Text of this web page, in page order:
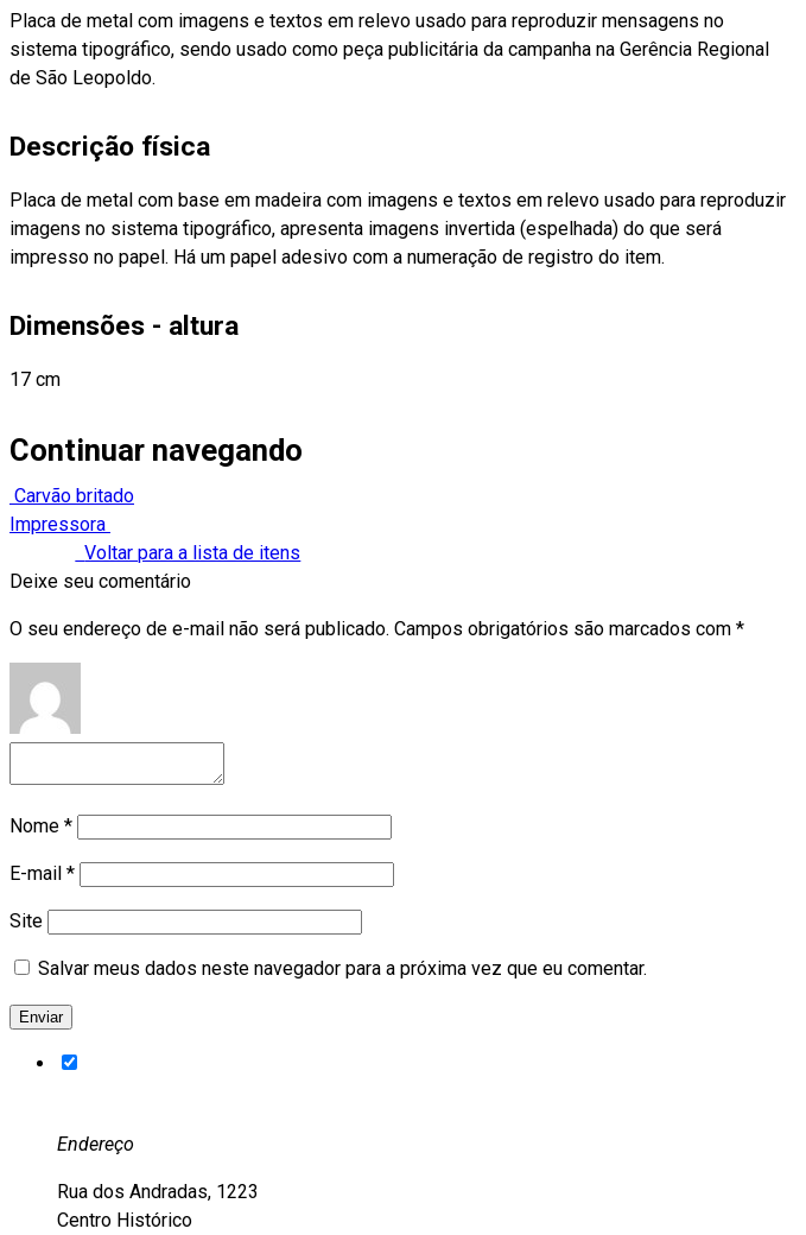
Placa de metal com imagens e textos em relevo usado para reproduzir mensagens no
sistema tipográfico, sendo usado como peça publicitária da campanha na Gerência Regional
de São Leopoldo.
Descrição física
Placa de metal com base em madeira com imagens e textos em relevo usado para reproduzir
imagens no sistema tipográfico, apresenta imagens invertida (espelhada) do que será
impresso no papel. Há um papel adesivo com a numeração de registro do item.
Dimensões - altura
17 cm
Continuar navegando
Carvão britado
Impressora
Voltar para a lista de itens
Deixe seu comentário
O seu endereço de e-mail não será publicado. Campos obrigatórios são marcados com *
Nome *
E-mail *
Site
Salvar meus dados neste navegador para a próxima vez que eu comentar.
Endereço
Rua dos Andradas, 1223
Centro Histórico